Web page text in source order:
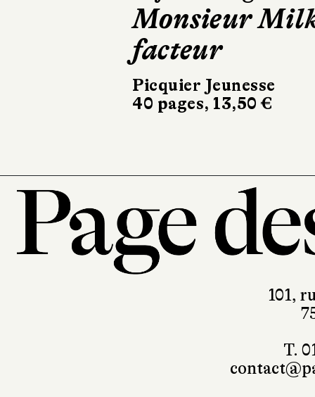
Monsieur
facteur
Picquier Jeunesse
40 pages, 13,50 €
101,
T.